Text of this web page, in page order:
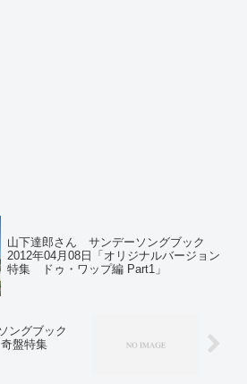
山下達郎さん サンデーソングブック
2012年04月08日「オリジナルバージョン
特集 ドゥ・ワップ編 Part1」
ングブック
盤特集